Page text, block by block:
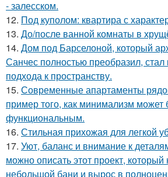
- залесском.
12. Под куполом: квартира с
13. До/после ванной комнаты в
14. Дом под Барселоной, который
Санчес полностью преобразил,
подхода к пространству.
15. Современные апартаменты
пример того, как минимализм
функциональным.
16. Стильная прихожая для легкой
17. Уют, баланс и внимание к
можно описать этот проект, который
небольшой бани и вырос в